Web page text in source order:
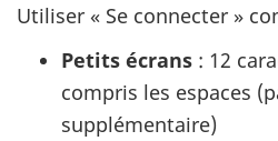
Utiliser « Se connecter »
Petits écrans : 12
compris les espaces
supplémentaire)